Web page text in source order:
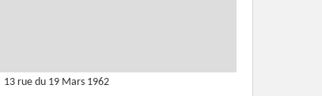
13 rue du 19 Mars 1962